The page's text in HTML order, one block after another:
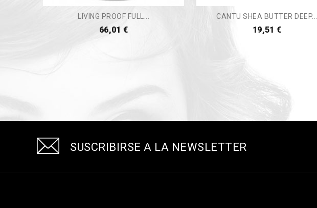
LIVING PROOF FULL...
66,01 €
CANTU SHEA BUTTER DEEP...
19,51 €
SUSCRIBIRSE A LA NEWSLETTER